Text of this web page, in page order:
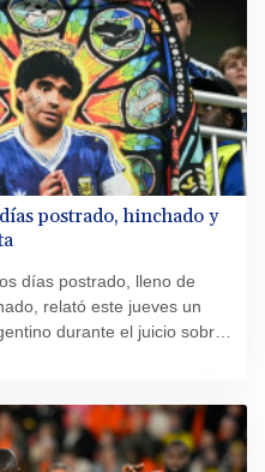
postrado, hinchado y
días postrado, lleno de
relató este jueves un
durante el juicio sobre
más de cinco años.